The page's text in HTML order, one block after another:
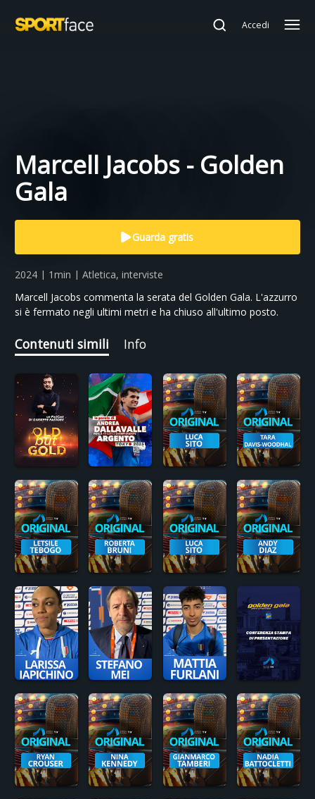
Accedi
Marcell Jacobs - Golden
Gala
Guarda gratis
2024 | 1min | Atletica, interviste
Marcell Jacobs commenta la serata del Golden Gala. L'azzurro
si è fermato negli ultimi metri e ha chiuso all'ultimo posto.
Contenuti simili Info